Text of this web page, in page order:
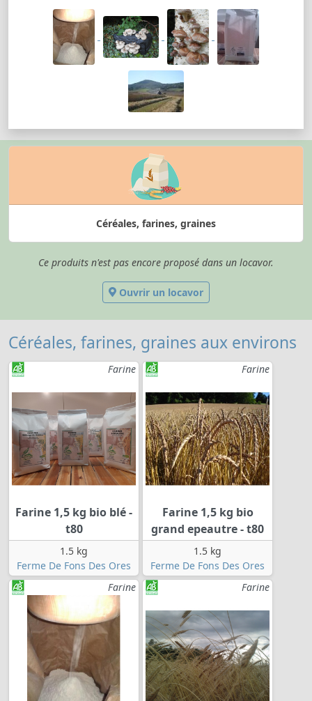
Céréales, farines, graines
Ce produits n'est pas encore proposé dans un locavor.
Ouvrir un locavor
Céréales, farines, graines aux environs
Farine
Farine 1,5 kg bio blé -
t80
1.5 kg
Ferme De Fons Des Ores
Farine
Farine 1,5 kg bio
grand epeautre - t80
1.5 kg
Ferme De Fons Des Ores
Farine
Farine